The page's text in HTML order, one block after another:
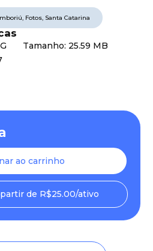
, Fotos, Santa Catarina
Tamanho: 25.59 MB
ao carrinho
de R$25.00/ativo